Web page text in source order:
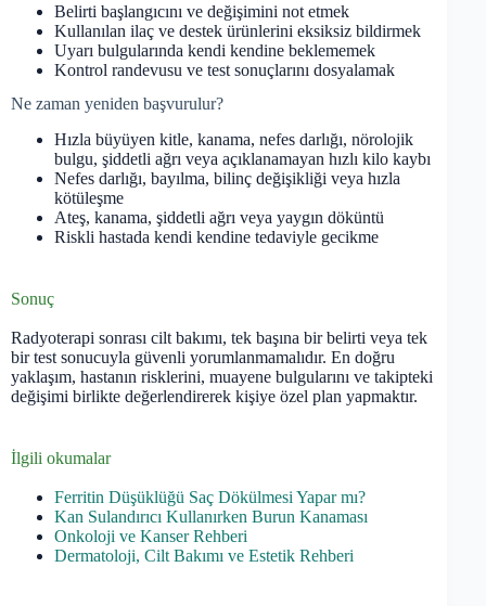
Belirti başlangıcını ve değişimini not etmek
Kullanılan ilaç ve destek ürünlerini eksiksiz bildirmek
Uyarı bulgularında kendi kendine beklememek
Kontrol randevusu ve test sonuçlarını dosyalamak
Ne zaman yeniden başvurulur?
Hızla büyüyen kitle, kanama, nefes darlığı, nörolojik
bulgu, şiddetli ağrı veya açıklanamayan hızlı kilo kaybı
Nefes darlığı, bayılma, bilinç değişikliği veya hızla
kötüleşme
Ateş, kanama, şiddetli ağrı veya yaygın döküntü
Riskli hastada kendi kendine tedaviyle gecikme
Sonuç
Radyoterapi sonrası cilt bakımı, tek başına bir belirti veya tek
bir test sonucuyla güvenli yorumlanmamalıdır. En doğru
yaklaşım, hastanın risklerini, muayene bulgularını ve takipteki
değişimi birlikte değerlendirerek kişiye özel plan yapmaktır.
İlgili okumalar
Ferritin Düşüklüğü Saç Dökülmesi Yapar mı?
Kan Sulandırıcı Kullanırken Burun Kanaması
Onkoloji ve Kanser Rehberi
Dermatoloji, Cilt Bakımı ve Estetik Rehberi